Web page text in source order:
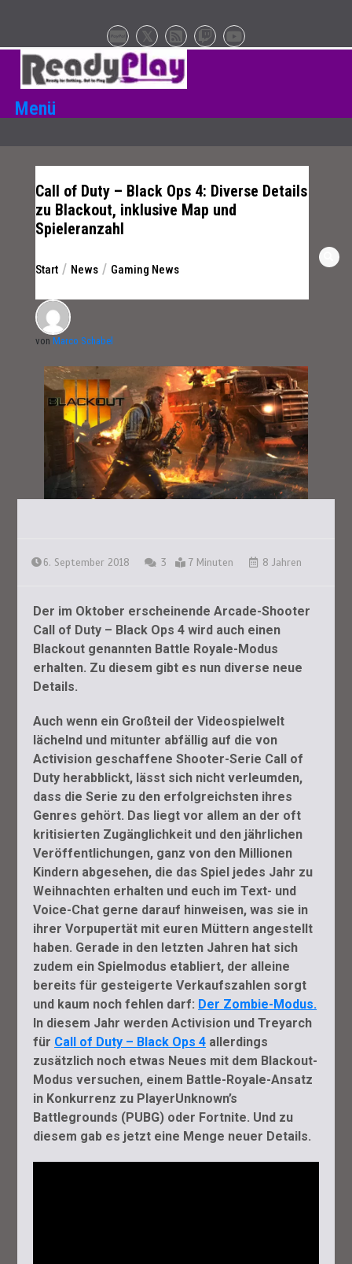
springen
Menü
Call of Duty – Black Ops 4: Diverse Details
zu Blackout, inklusive Map und
Spieleranzahl
Start News Gaming News
von Marco Schabel
6. September 2018 3 7 Minuten 8 Jahren
Der im Oktober erscheinende Arcade-Shooter
Call of Duty – Black Ops 4 wird auch einen
Blackout genannten Battle Royale-Modus
erhalten. Zu diesem gibt es nun diverse neue
Details.
Auch wenn ein Großteil der Videospielwelt
lächelnd und mitunter abfällig auf die von
Activision geschaffene Shooter-Serie Call of
Duty herabblickt, lässt sich nicht verleumden,
dass die Serie zu den erfolgreichsten ihres
Genres gehört. Das liegt vor allem an der oft
kritisierten Zugänglichkeit und den jährlichen
Veröffentlichungen, ganz von den Millionen
Kindern abgesehen, die das Spiel jedes Jahr zu
Weihnachten erhalten und euch im Text- und
Voice-Chat gerne darauf hinweisen, was sie in
ihrer Vorpupertät mit euren Müttern angestellt
haben. Gerade in den letzten Jahren hat sich
zudem ein Spielmodus etabliert, der alleine
bereits für gesteigerte Verkaufszahlen sorgt
und kaum noch fehlen darf: Der Zombie-Modus.
In diesem Jahr werden Activision und Treyarch
für Call of Duty – Black Ops 4 allerdings
zusätzlich noch etwas Neues mit dem Blackout-
Modus versuchen, einem Battle-Royale-Ansatz
in Konkurrenz zu PlayerUnknown’s
Battlegrounds (PUBG) oder Fortnite. Und zu
diesem gab es jetzt eine Menge neuer Details.